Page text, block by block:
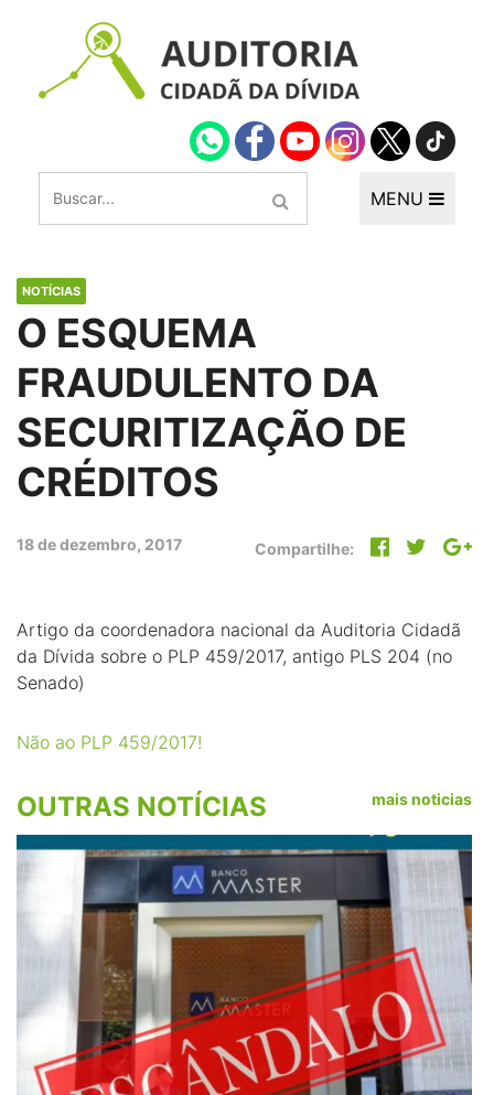
MENU
NOTÍCIAS
O ESQUEMA
FRAUDULENTO DA
SECURITIZAÇÃO DE
CRÉDITOS
18 de dezembro, 2017 Compartilhe:
Artigo da coordenadora nacional da Auditoria Cidadã
da Dívida sobre o PLP 459/2017, antigo PLS 204 (no
Senado)
Não ao PLP 459/2017!
OUTRAS NOTÍCIAS mais noticias